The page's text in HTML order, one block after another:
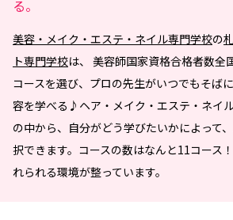
る。
美容・メイク・エステ・ネイル専門学校の
ト専門学校は、 美容師国家資格合格者数
コースを選び、プロの先生がいつでもそば
容を学べる♪ヘア・メイク・エステ・ネイ
の中から、自分がどう学びたいかによって
択できます。コースの数はなんと11コース
れられる環境が整っています。